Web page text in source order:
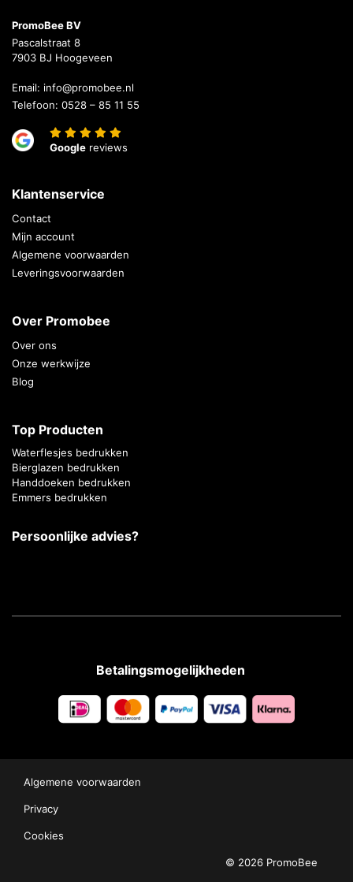
PromoBee BV
Pascalstraat 8
7903 BJ Hoogeveen
Email: info@promobee.nl
Telefoon: 0528 – 85 11 55
Google reviews
Klantenservice
Contact
Mijn account
Algemene voorwaarden
Leveringsvoorwaarden
Over Promobee
Over ons
Onze werkwijze
Blog
Top Producten
Waterflesjes bedrukken
Bierglazen bedrukken
Handdoeken bedrukken
Emmers bedrukken
Persoonlijke advies?
Betalingsmogelijkheden
Algemene voorwaarden
Privacy
Cookies
© 2026 PromoBee